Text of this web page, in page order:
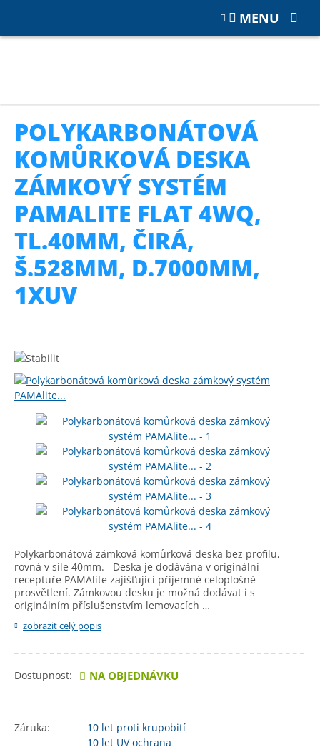
POLYKARBONÁTOVÁ
KOMŮRKOVÁ DESKA
ZÁMKOVÝ SYSTÉM
PAMALITE FLAT 4WQ,
TL.40MM, ČIRÁ,
Š.528MM, D.7000MM,
1XUV
Polykarbonátová zámková komůrková deska bez profilu,
rovná v síle 40mm. Deska je dodávána v originální
receptuře PAMAlite zajišťujicí příjemné celoplošné
prosvětlení. Zámkovou desku je možná dodávat i s
originálním příslušenstvím lemovacích …
zobrazit celý popis
Dostupnost: NA OBJEDNÁVKU
Záruka: 10 let proti krupobití
10 let UV ochrana
MENU